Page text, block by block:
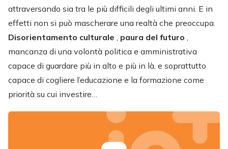
attraversando sia tra le più difficili degli ultimi anni. E in
effetti non si può mascherare una realtà che preoccupa.
Disorientamento culturale paura del futuro
mancanza di una volontà politica e amministrativa
capace di guardare più in alto e più in là, e soprattutto
capace di cogliere l’educazione e la formazione come
priorità su cui investire…